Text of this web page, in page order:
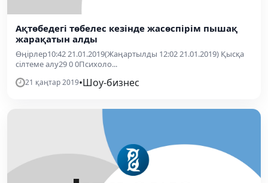
Ақтөбедегі төбелес кезінде жасөспірім пышақ
жарақатын алды
Өңірлер10:42 21.01.2019(Жаңартылды 12:02 21.01.2019) Қысқа
сілтеме алу29 0 0Психоло...
21 қаңтар 2019•Шоу-бизнес